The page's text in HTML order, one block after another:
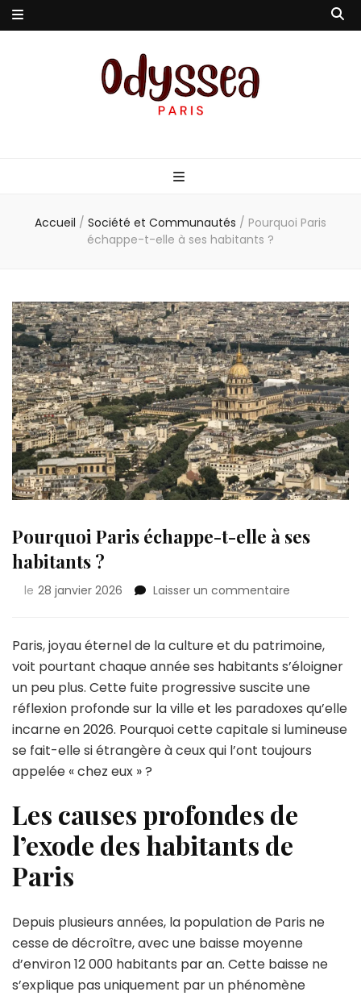
Accueil / Société et Communautés / Pourquoi Paris
échappe-t-elle à ses habitants ?
Pourquoi Paris échappe-t-elle à ses
habitants ?
le 28 janvier 2026 Laisser un commentaire
échappe-
t-
elle
à
ses
habitants
Paris, joyau éternel de la culture et du patrimoine,
voit pourtant chaque année ses habitants s’éloigner
un peu plus. Cette fuite progressive suscite une
réflexion profonde sur la ville et les paradoxes qu’elle
incarne en 2026. Pourquoi cette capitale si lumineuse
se fait-elle si étrangère à ceux qui l’ont toujours
appelée « chez eux » ?
Les causes profondes de
l’exode des habitants de
Paris
Depuis plusieurs années, la population de Paris ne
cesse de décroître, avec une baisse moyenne
d’environ 12 000 habitants par an. Cette baisse ne
s’explique pas uniquement par un phénomène